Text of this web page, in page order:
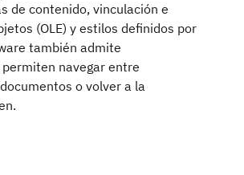
de contenido, vinculación e
(OLE) y estilos definidos por
también admite
navegar entre
o volver a la